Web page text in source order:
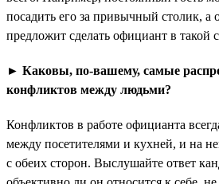
посадить его за привычный столик, а
предложит сделать официант в такой
► Каковы, по-вашему, самые
конфликтов между людьми?
Конфликтов в работе официанта
между посетителями и кухней, и на
с обеих сторон. Выслушайте ответ